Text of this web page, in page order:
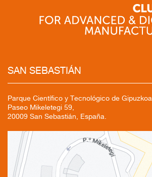
SAN SEBASTIÁN
Parque Científico y Tecnológico de Gipuzkoa
Paseo Mikeletegi 59,
20009 San Sebastián, España.